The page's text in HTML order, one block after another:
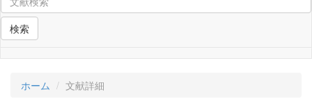
検索
ホーム 文献詳細